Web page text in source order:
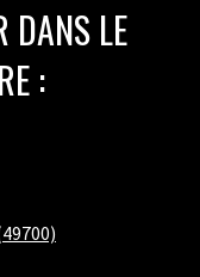
DANS LE
: